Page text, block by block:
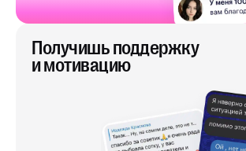
Получишь поддержку
и мотивацию